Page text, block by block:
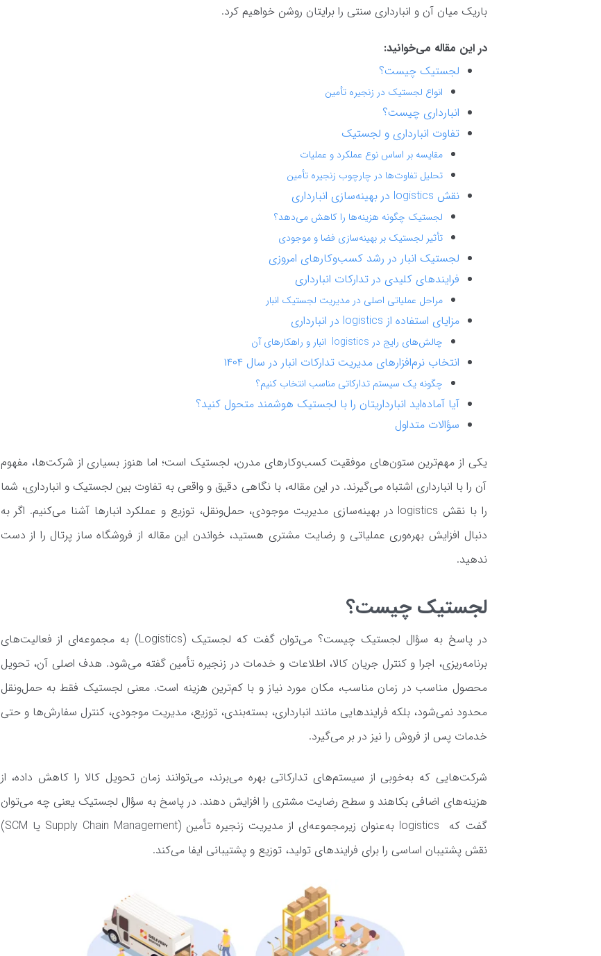
باریک میان آن و انبارداری سنتی را برایتان روشن خواهیم کرد.
در این مقاله می‌خوانید:
لجستیک چیست؟
انواع لجستیک در زنجیره تأمین
انبارداری چیست؟
تفاوت انبارداری و لجستیک
مقایسه بر اساس نوع عملکرد و عملیات
تحلیل تفاوت‌ها در چارچوب زنجیره تأمین
نقش logistics در بهینه‌سازی انبارداری
لجستیک چگونه هزینه‌ها را کاهش می‌دهد؟
تأثیر لجستیک بر بهینه‌سازی فضا و موجودی
لجستیک انبار در رشد کسب‌وکارهای امروزی
فرایندهای کلیدی در تدارکات انبارداری
مراحل عملیاتی اصلی در مدیریت لجستیک انبار
مزایای استفاده از logistics در انبارداری
چالش‌های رایج در logistics انبار و راهکارهای آن
انتخاب نرم‌افزارهای مدیریت تدارکات انبار در سال ۱۴۰۴
چگونه یک سیستم تدارکاتی مناسب انتخاب کنیم؟
آیا آماده‌اید انبارداریتان را با لجستیک هوشمند متحول کنید؟
سؤالات متداول
یکی از مهم‌ترین ستون‌های موفقیت کسب‌وکارهای مدرن، لجستیک است؛ اما هنوز بسیاری از شرکت‌ها، مفهوم
آن را با انبارداری اشتباه می‌گیرند. در این مقاله، با نگاهی دقیق و واقعی به تفاوت بین لجستیک و انبارداری، شما
را با نقش logistics در بهینه‌سازی مدیریت موجودی، حمل‌ونقل، توزیع و عملکرد انبارها آشنا می‌کنیم. اگر به
دنبال افزایش بهره‌وری عملیاتی و رضایت مشتری هستید، خواندن این مقاله از فروشگاه ساز پرتال را از دست
ندهید.
لجستیک چیست؟
در پاسخ به سؤال لجستیک چیست؟ می‌توان گفت که لجستیک (Logistics) به مجموعه‌ای از فعالیت‌های
برنامه‌ریزی، اجرا و کنترل جریان کالا، اطلاعات و خدمات در زنجیره تأمین گفته می‌شود. هدف اصلی آن، تحویل
محصول مناسب در زمان مناسب، مکان مورد نیاز و با کم‌ترین هزینه است. معنی لجستیک فقط به حمل‌ونقل
محدود نمی‌شود، بلکه فرایندهایی مانند انبارداری، بسته‌بندی، توزیع، مدیریت موجودی، کنترل سفارش‌ها و حتی
خدمات پس از فروش را نیز در بر می‌گیرد.
شرکت‌هایی که به‌خوبی از سیستم‌های تدارکاتی بهره می‌برند، می‌توانند زمان تحویل کالا را کاهش داده، از
هزینه‌های اضافی بکاهند و سطح رضایت مشتری را افزایش دهند. در پاسخ به سؤال لجستیک یعنی چه می‌توان
گفت که logistics به‌عنوان زیرمجموعه‌ای از مدیریت زنجیره تأمین (Supply Chain Management یا SCM)
نقش پشتیبان اساسی را برای فرایندهای تولید، توزیع و پشتیبانی ایفا می‌کند.